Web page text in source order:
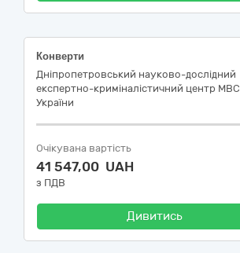
Конверти
Дніпропетровський науково-дослідний
експертно-криміналістичний центр МВС
України
Очікувана вартість
41 547,00 UAH
з ПДВ
Дивитись